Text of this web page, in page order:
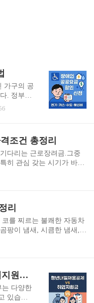
가구의 공
. 정부와
한 공공
류가 필요
는✅장
청 방법
정리해
애인 공
는 제도
조건 총정리
다리는 근로장려금.그중
히 관심 갖는 시기가 바로
려금 지급 예정일이 6월
로자나 사업자에게 국가가
연 1회만 지급되었지만, 20
급받을 수 있도록 반기 지
/하반기로 나눠 빠르게 장
급 시기인가요..
리
를 찌르는 불쾌한 자동차
팡이 냄새, 시큼한 냄새,
셨다면, 분명 차량 관리가
어컨 냄새는 대부분 곰팡
흔한 냄새 원인입니다:📌
어컨 내부의 냉매가 기체
2025 청년내일채움공제 vs 취업지원금 비교 분석
는 다양한
있습니